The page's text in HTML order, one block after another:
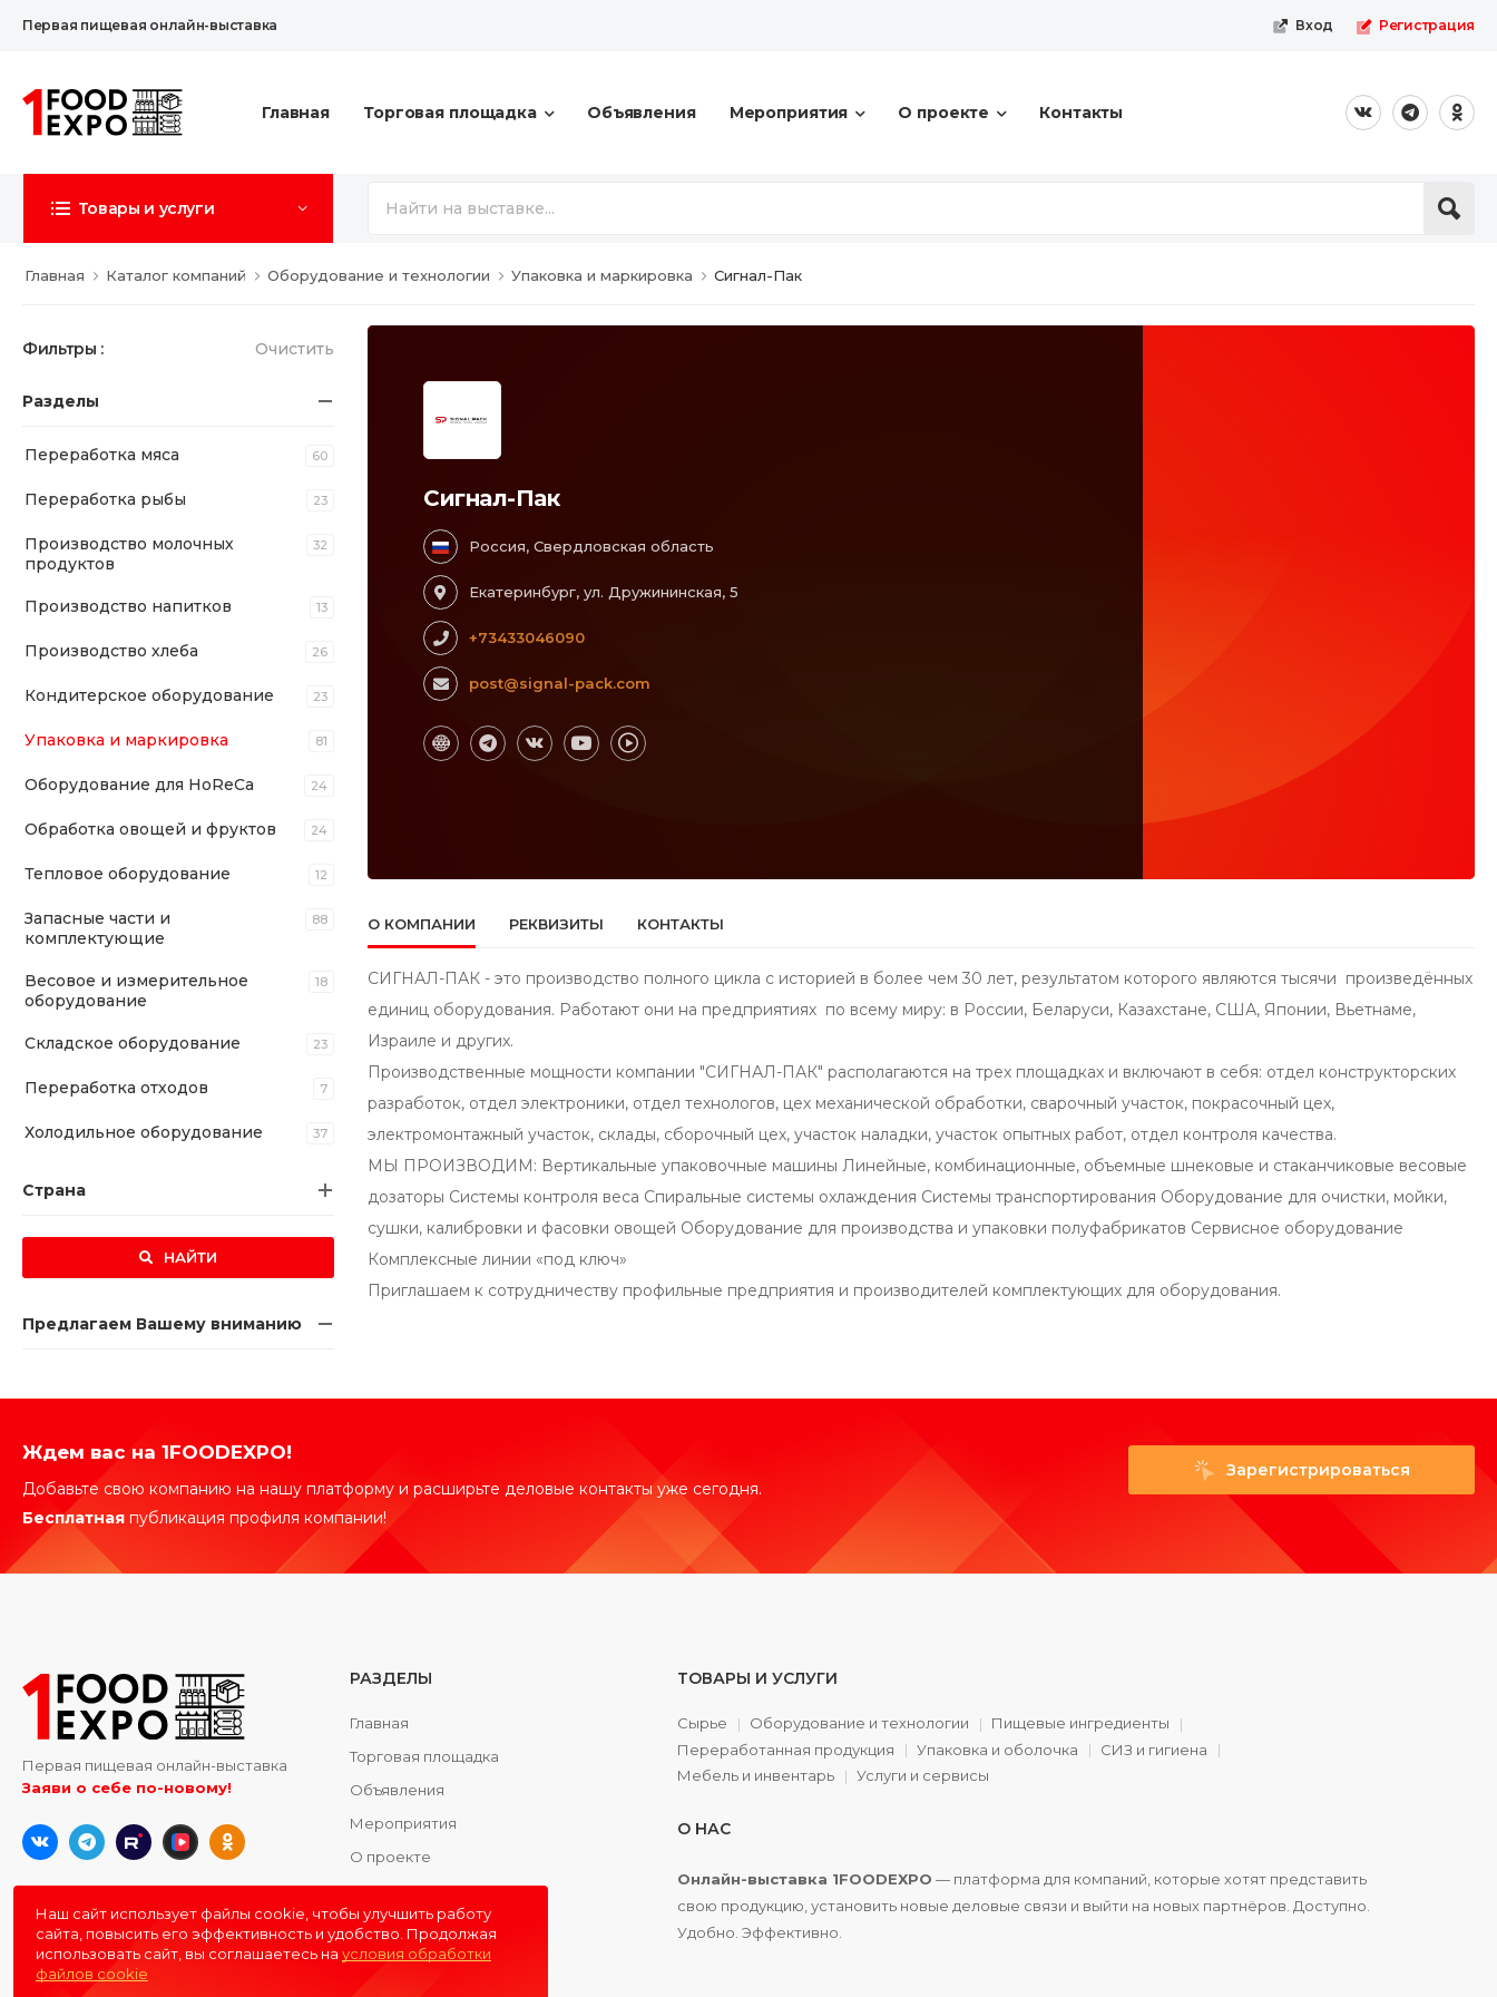
Первая пищевая онлайн-выставка Вход Регистрация
Главная Торговая площадка Объявления Мероприятия О проекте Контакты
Товары и услуги
Главная Каталог компаний Оборудование и технологии Упаковка и маркировка Сигнал-Пак
Фильтры : Очистить
Разделы
Переработка мяса 60
Переработка рыбы 23
Производство молочных
продуктов
32
Производство напитков 13
Производство хлеба 26
Кондитерское оборудование 23
Упаковка и маркировка 81
Оборудование для HoReCa 24
Обработка овощей и фруктов 24
Тепловое оборудование 12
Запасные части и
комплектующие
88
Весовое и измерительное
оборудование
18
Складское оборудование 23
Переработка отходов 7
Холодильное оборудование 37
Страна
НАЙТИ
Предлагаем Вашему вниманию
Сигнал-Пак
Россия, Свердловская область
Екатеринбург, ул. Дружининская, 5
+73433046090
post@signal-pack.com
О КОМПАНИИ РЕКВИЗИТЫ КОНТАКТЫ
СИГНАЛ-ПАК - это производство полного цикла с историей в более чем 30 лет, результатом которого являются тысячи произведённых
единиц оборудования. Работают они на предприятиях по всему миру: в России, Беларуси, Казахстане, США, Японии, Вьетнаме,
Израиле и других.
Производственные мощности компании "СИГНАЛ-ПАК" располагаются на трех площадках и включают в себя: отдел конструкторских
разработок, отдел электроники, отдел технологов, цех механической обработки, сварочный участок, покрасочный цех,
электромонтажный участок, склады, сборочный цех, участок наладки, участок опытных работ, отдел контроля качества.
МЫ ПРОИЗВОДИМ: Вертикальные упаковочные машины Линейные, комбинационные, объемные шнековые и стаканчиковые весовые
дозаторы Системы контроля веса Спиральные системы охлаждения Системы транспортирования Оборудование для очистки, мойки,
сушки, калибровки и фасовки овощей Оборудование для производства и упаковки полуфабрикатов Сервисное оборудование
Комплексные линии «под ключ»
Приглашаем к сотрудничеству профильные предприятия и производителей комплектующих для оборудования.
Ждем вас на 1FOODEXPO!
Добавьте свою компанию на нашу платформу и расширьте деловые контакты уже сегодня.
Бесплатная публикация профиля компании!
Зарегистрироваться
Первая пищевая онлайн-выставка
Заяви о себе по-новому!
РАЗДЕЛЫ
Главная
Торговая площадка
Объявления
Мероприятия
О проекте
Контакты
ТОВАРЫ И УСЛУГИ
Сырье Оборудование и технологии
Пищевые ингредиенты
Переработанная продукция
Упаковка и оболочка
СИЗ и гигиена
Мебель и инвентарь
Услуги и сервисы
О НАС
Онлайн-выставка 1FOODEXPO — платформа для компаний, которые хотят представить
свою продукцию, установить новые деловые связи и выйти на новых партнёров. Доступно.
Удобно. Эффективно.
Наш сайт использует файлы cookie, чтобы улучшить работу
сайта, повысить его эффективность и удобство. Продолжая
использовать сайт, вы соглашаетесь на условия обработки
файлов cookie